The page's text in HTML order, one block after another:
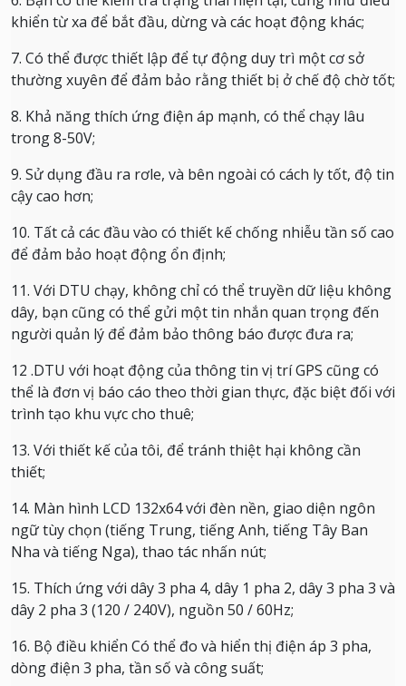
khiển từ xa để bắt đầu, dừng và các hoạt động khác;
7. Có thể được thiết lập để tự động duy trì một cơ sở
thường xuyên để đảm bảo rằng thiết bị ở chế độ chờ tốt;
8. Khả năng thích ứng điện áp mạnh, có thể chạy lâu
trong 8-50V;
9. Sử dụng đầu ra rơle, và bên ngoài có cách ly tốt, độ tin
cậy cao hơn;
10. Tất cả các đầu vào có thiết kế chống nhiễu tần số cao
để đảm bảo hoạt động ổn định;
11. Với DTU chạy, không chỉ có thể truyền dữ liệu không
dây, bạn cũng có thể gửi một tin nhắn quan trọng đến
người quản lý để đảm bảo thông báo được đưa ra;
12 .DTU với hoạt động của thông tin vị trí GPS cũng có
thể là đơn vị báo cáo theo thời gian thực, đặc biệt đối với
trình tạo khu vực cho thuê;
13. Với thiết kế của tôi, để tránh thiệt hại không cần
thiết;
14. Màn hình LCD 132x64 với đèn nền, giao diện ngôn
ngữ tùy chọn (tiếng Trung, tiếng Anh, tiếng Tây Ban
Nha và tiếng Nga), thao tác nhấn nút;
15. Thích ứng với dây 3 pha 4, dây 1 pha 2, dây 3 pha 3 và
dây 2 pha 3 (120 / 240V), nguồn 50 / 60Hz;
16. Bộ điều khiển Có thể đo và hiển thị điện áp 3 pha,
dòng điện 3 pha, tần số và công suất;